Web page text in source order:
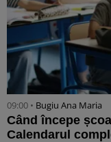
09:00 • Bugiu ⁠Ana Maria
Când începe
Calendarul